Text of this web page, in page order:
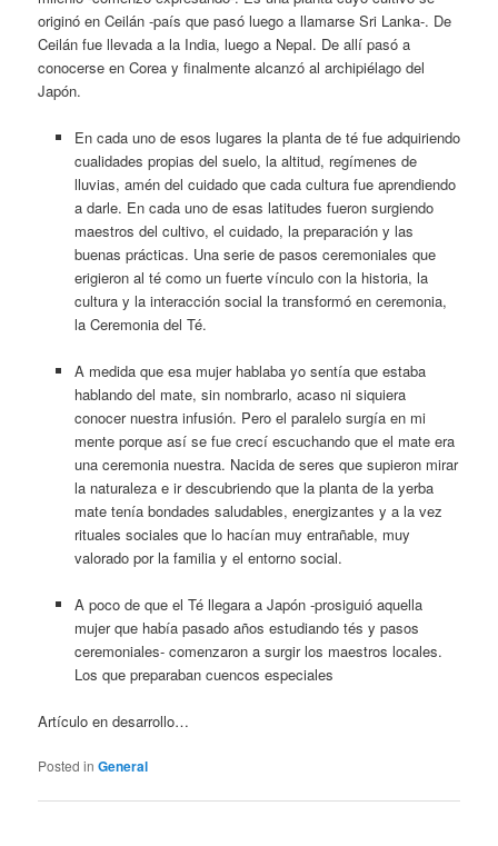
originó en Ceilán -país que pasó luego a llamarse Sri Lanka-. De
Ceilán fue llevada a la India, luego a Nepal. De allí pasó a
conocerse en Corea y finalmente alcanzó al archipiélago del
Japón.
En cada uno de esos lugares la planta de té fue adquiriendo
cualidades propias del suelo, la altitud, regímenes de
lluvias, amén del cuidado que cada cultura fue aprendiendo
a darle. En cada uno de esas latitudes fueron surgiendo
maestros del cultivo, el cuidado, la preparación y las
buenas prácticas. Una serie de pasos ceremoniales que
erigieron al té como un fuerte vínculo con la historia, la
cultura y la interacción social la transformó en ceremonia,
la Ceremonia del Té.
A medida que esa mujer hablaba yo sentía que estaba
hablando del mate, sin nombrarlo, acaso ni siquiera
conocer nuestra infusión. Pero el paralelo surgía en mi
mente porque así se fue crecí escuchando que el mate era
una ceremonia nuestra. Nacida de seres que supieron mirar
la naturaleza e ir descubriendo que la planta de la yerba
mate tenía bondades saludables, energizantes y a la vez
rituales sociales que lo hacían muy entrañable, muy
valorado por la familia y el entorno social.
A poco de que el Té llegara a Japón -prosiguió aquella
mujer que había pasado años estudiando tés y pasos
ceremoniales- comenzaron a surgir los maestros locales.
Los que preparaban cuencos especiales
Artículo en desarrollo…
Posted in General